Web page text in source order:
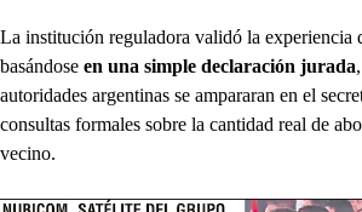
La institución reguladora validó la experiencia
basándose en una simple declaración jurada
autoridades argentinas se ampararan en el
consultas formales sobre la cantidad real de
vecino.